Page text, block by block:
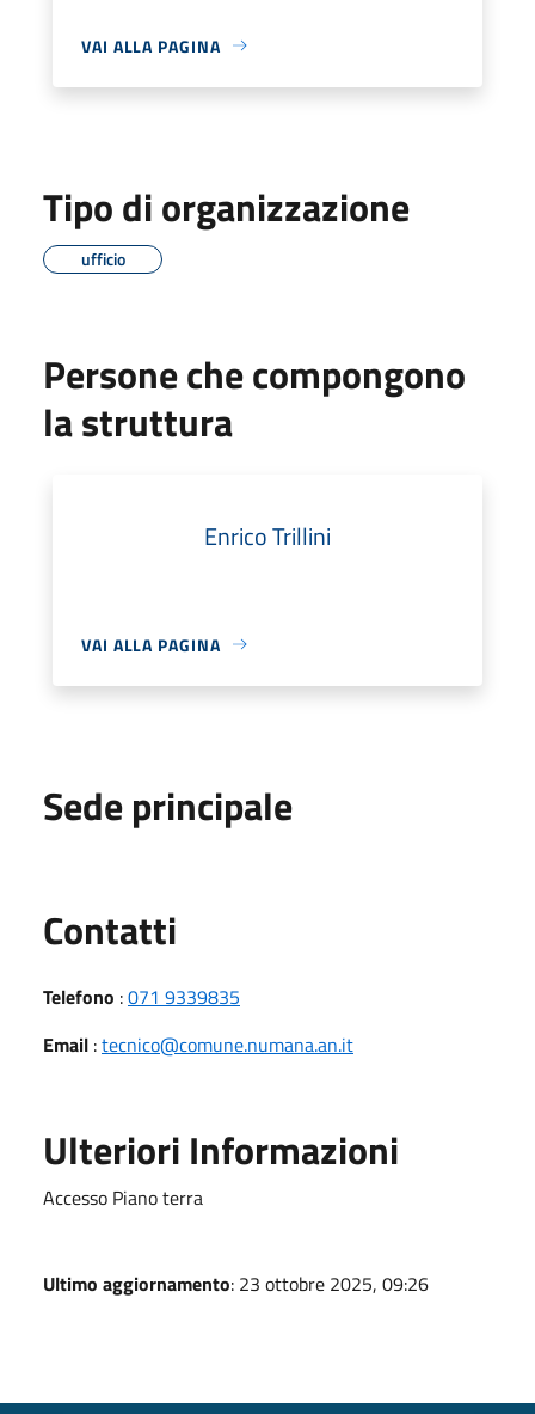
VAI ALLA PAGINA
Tipo di organizzazione
ufficio
Persone che compongono
la struttura
Enrico Trillini
VAI ALLA PAGINA
Sede principale
Contatti
Telefono :071 9339835
Email :tecnico@comune.numana.an.it
Ulteriori Informazioni
Accesso Piano terra
Ultimo aggiornamento: 23 ottobre 2025, 09:26